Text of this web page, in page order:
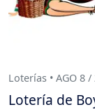
Loterías • AGO 8 /
Lotería de